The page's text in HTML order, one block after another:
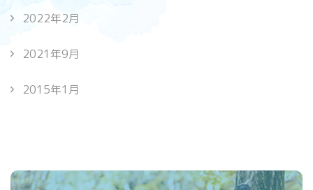
2022年2月
2021年9月
2015年1月